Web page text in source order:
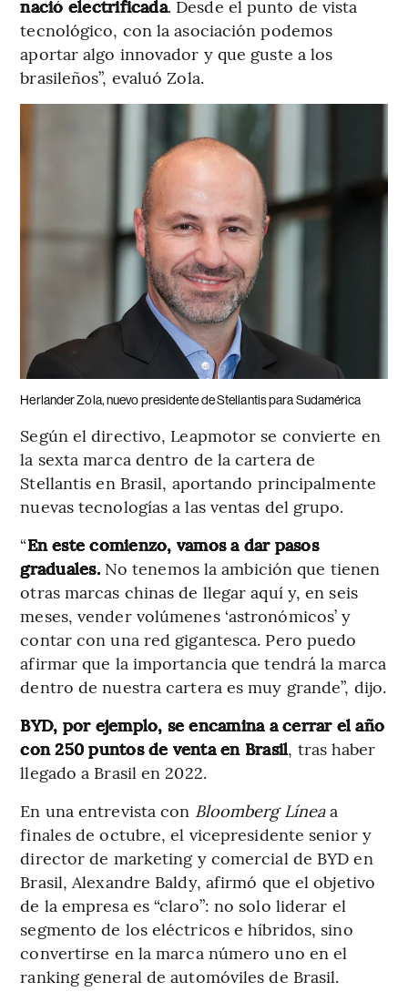
nació electrificada. Desde el punto de vista
tecnológico, con la asociación podemos
aportar algo innovador y que guste a los
brasileños”, evaluó Zola.
Herlander Zola, nuevo presidente de Stellantis para Sudamérica
Según el directivo, Leapmotor se convierte en
la sexta marca dentro de la cartera de
Stellantis en Brasil, aportando principalmente
nuevas tecnologías a las ventas del grupo.
“En este comienzo, vamos a dar pasos
graduales.No tenemos la ambición que tienen
otras marcas chinas de llegar aquí y, en seis
meses, vender volúmenes ‘astronómicos’ y
contar con una red gigantesca. Pero puedo
afirmar que la importancia que tendrá la marca
dentro de nuestra cartera es muy grande”, dijo.
BYD, por ejemplo, se encamina a cerrar el año
con 250 puntos de venta en Brasil, tras haber
llegado a Brasil en 2022.
En una entrevista con Bloomberg Líneaa
finales de octubre, el vicepresidente senior y
director de marketing y comercial de BYD en
Brasil, Alexandre Baldy, afirmó que el objetivo
de la empresa es “claro”: no solo liderar el
segmento de los eléctricos e híbridos, sino
convertirse en la marca número uno en el
ranking general de automóviles de Brasil.